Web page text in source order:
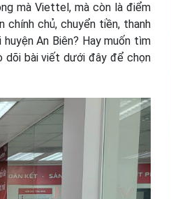
mà Viettel, mà còn là điểm
chính chủ, chuyển tiền, thanh
An Biên? Hay muốn tìm
dõi bài viết dưới đây để chọn